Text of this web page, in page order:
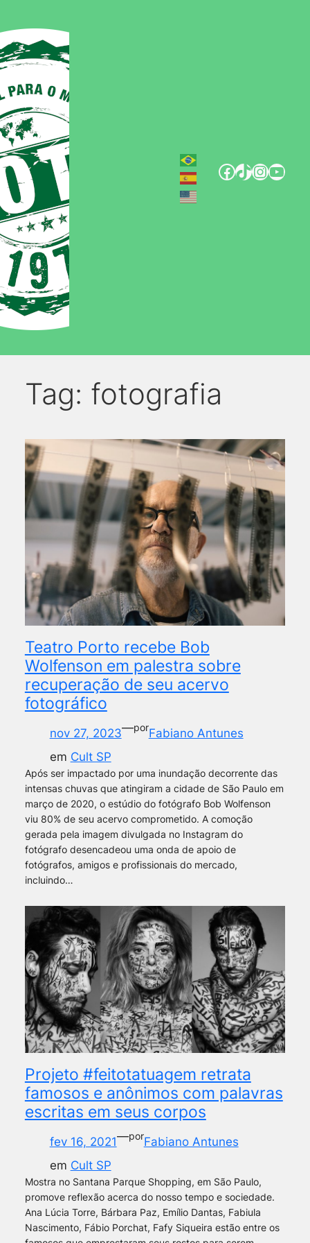
Tag: fotografia
Teatro Porto recebe Bob
Wolfenson em palestra sobre
recuperação de seu acervo
fotográfico
nov 27, 2023—porFabiano Antunes
em Cult SP
Após ser impactado por uma inundação decorrente das
intensas chuvas que atingiram a cidade de São Paulo em
março de 2020, o estúdio do fotógrafo Bob Wolfenson
viu 80% de seu acervo comprometido. A comoção
gerada pela imagem divulgada no Instagram do
fotógrafo desencadeou uma onda de apoio de
fotógrafos, amigos e profissionais do mercado,
incluindo…
Projeto #feitotatuagem retrata
famosos e anônimos com palavras
escritas em seus corpos
fev 16, 2021—porFabiano Antunes
em Cult SP
Mostra no Santana Parque Shopping, em São Paulo,
promove reflexão acerca do nosso tempo e sociedade.
Ana Lúcia Torre, Bárbara Paz, Emílio Dantas, Fabiula
Nascimento, Fábio Porchat, Fafy Siqueira estão entre os